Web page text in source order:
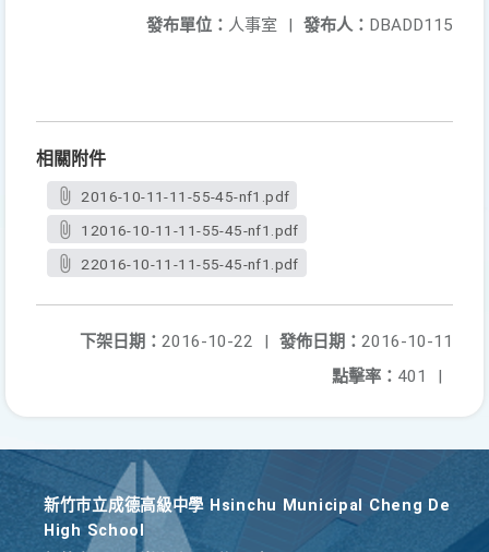
發布人： DBADD115
發布單位： 人事室 |
相關附件
2016-10-11-11-55-45-nf1.pdf
12016-10-11-11-55-45-nf1.pdf
22016-10-11-11-55-45-nf1.pdf
發佈日期： 2016-10-11
下架日期： 2016-10-22
|
點擊率： 401 |
新竹巿立成德高級中學 Hsinchu Municipal Cheng De
High School